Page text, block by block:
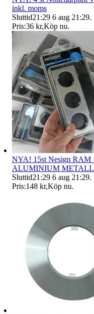
inkl. moms
Sluttid21:29 6 aug 21:29.
Pris:36 kr,Köp nu.
NYA! 15st Nesign RAM
ALUMINIUM METALL
Sluttid21:29 6 aug 21:29.
Pris:148 kr,Köp nu.